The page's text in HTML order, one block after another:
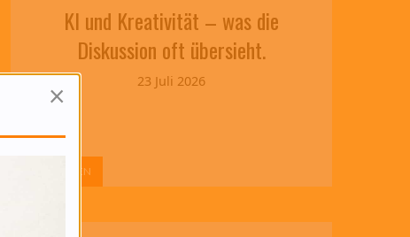
KI und Kreativität – was die
Diskussion oft übersieht.
23 Juli 2026
WEITERLESEN
×